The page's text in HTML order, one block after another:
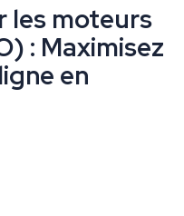
les moteurs
: Maximisez
en